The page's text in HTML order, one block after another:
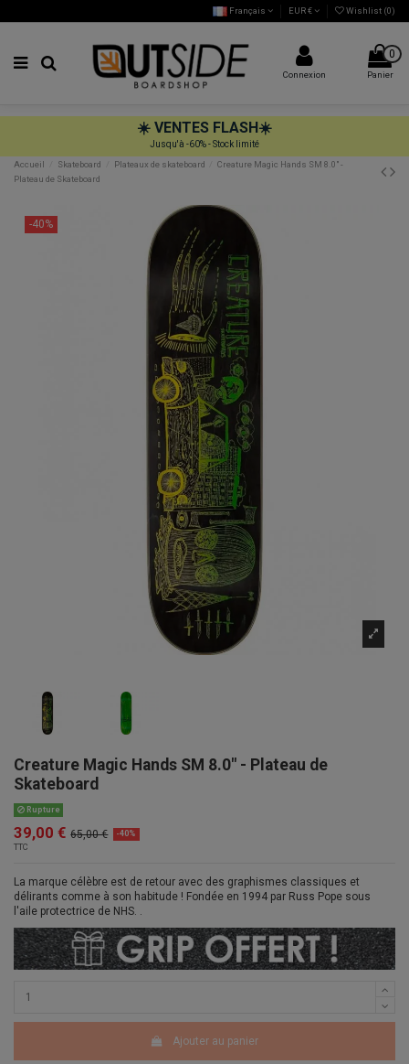
Français EUR € Wishlist (0)
Connexion
0
Panier
☀️ VENTES FLASH☀️
Jusqu'à -60% - Stock limité
Accueil
Skateboard Plateaux de skateboard
Creature Magic Hands SM 8.0" -
Plateau de Skateboard
-40%
Creature Magic Hands SM 8.0" - Plateau de
Skateboard
Rupture
39,00 € 65,00 € -40%
TTC
La marque célèbre est de retour avec des graphismes classiques et
délirants comme à son habitude ! Fondée en 1994 par Russ Pope sous
l'aile protectrice de NHS. .
Ajouter au panier